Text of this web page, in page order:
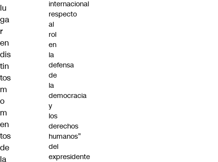
lu
ga
r
en
dis
tin
tos
m
o
m
en
tos
de
la
internacional
respecto
al
rol
en
la
defensa
de
la
democracia
y
los
derechos
humanos”
del
expresidente